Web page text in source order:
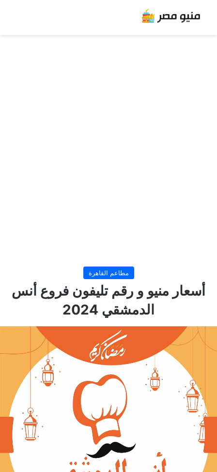
مطاعم القاهرة
أسعار منيو و رقم تليفون فروع أنس
الدمشقي 2024